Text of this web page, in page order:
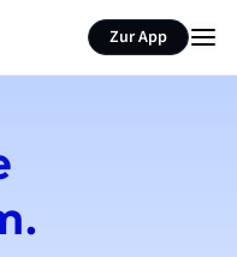
Zur App